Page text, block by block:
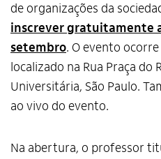
de organizações da
inscrever gratuitamente
setembro. O evento
localizado na Rua Praça do
Universitária, São Paulo.
ao vivo do evento.
Na abertura, o professor